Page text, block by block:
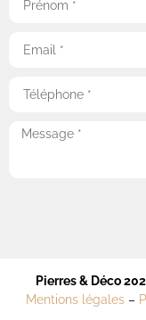
Pierres & Déco
Mentions légales–